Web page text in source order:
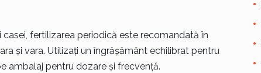
fertilizarea periodică este recomandată în
și vara. Utilizați un îngrășământ echilibrat pentru
ambalaj pentru dozare și frecvență.